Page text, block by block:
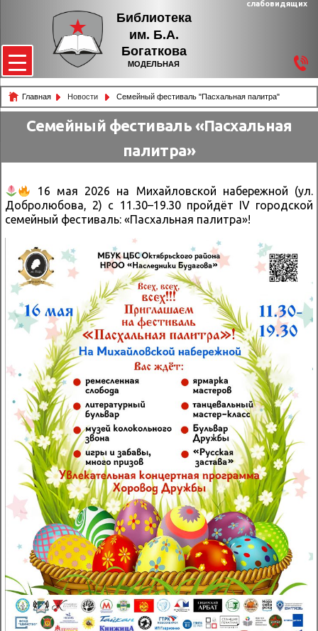
Библиотека
им. Б.А.
Богаткова
МОДЕЛЬНАЯ
слабовидящих
Главная Новости Семейный фестиваль "Пасхальная палитра"
Семейный фестиваль «Пасхальная
палитра»
16 мая 2026 на Михайловской набережной (ул.
Добролюбова, 2) с 11.30–19.30 пройдёт IV городской
семейный фестиваль: «Пасхальная палитра»!